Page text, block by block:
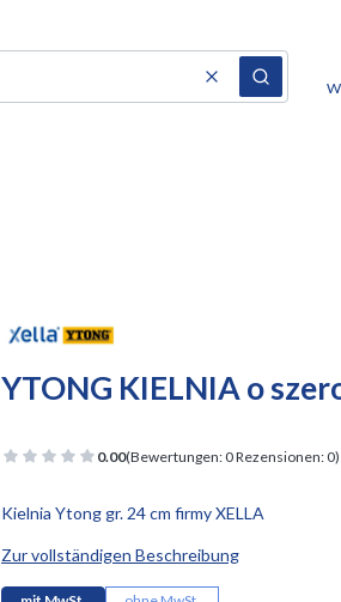
Zurücksetzen
Suchen
YTONG KIELNIA o
0.00(Bewertungen: 0 Rezensionen: 0)
Kielnia Ytong gr. 24 cm firmy XELLA
Zur vollständigen Beschreibung